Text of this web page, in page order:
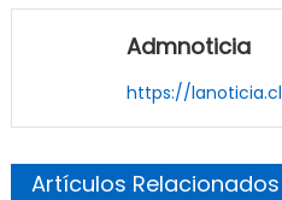
Admnoticia
https://lanoticia.cl
Artículos Relacionados